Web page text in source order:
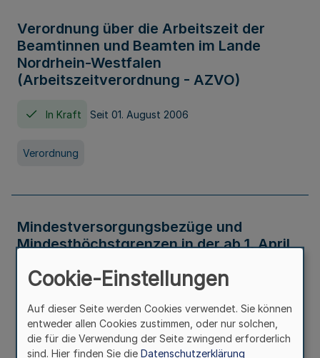
Verordnung über die Arbeitszeit der
Beamtinnen und Beamten im Lande
Nordrhein-Westfalen
(Arbeitszeitverordnung - AZVO)
In Kraft Seit 01. August 2006
Verordnung
Mindestversorgungsbezüge und
Mindesthöchstgrenzen in der ab 1. April
Verwaltungsvorschrift
Cookie-Einstellungen
Auf dieser Seite werden Cookies verwendet. Sie können
entweder allen Cookies zustimmen, oder nur solchen,
die für die Verwendung der Seite zwingend erforderlich
sind. Hier finden Sie die Datenschutzerklärung